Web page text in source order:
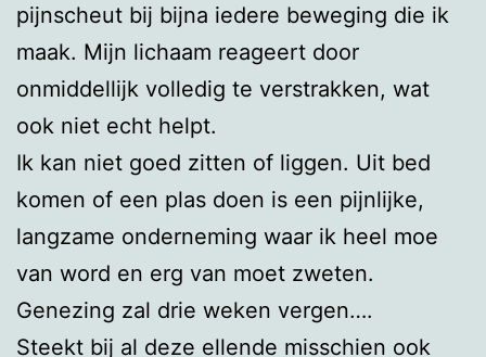
pijnscheut bij bijna iedere beweging die ik
maak. Mijn lichaam reageert door
onmiddellijk volledig te verstrakken, wat
ook niet echt helpt.
Ik kan niet goed zitten of liggen. Uit bed
komen of een plas doen is een pijnlijke,
langzame onderneming waar ik heel moe
van word en erg van moet zweten.
Genezing zal drie weken vergen….
Steekt bij al deze ellende misschien ook